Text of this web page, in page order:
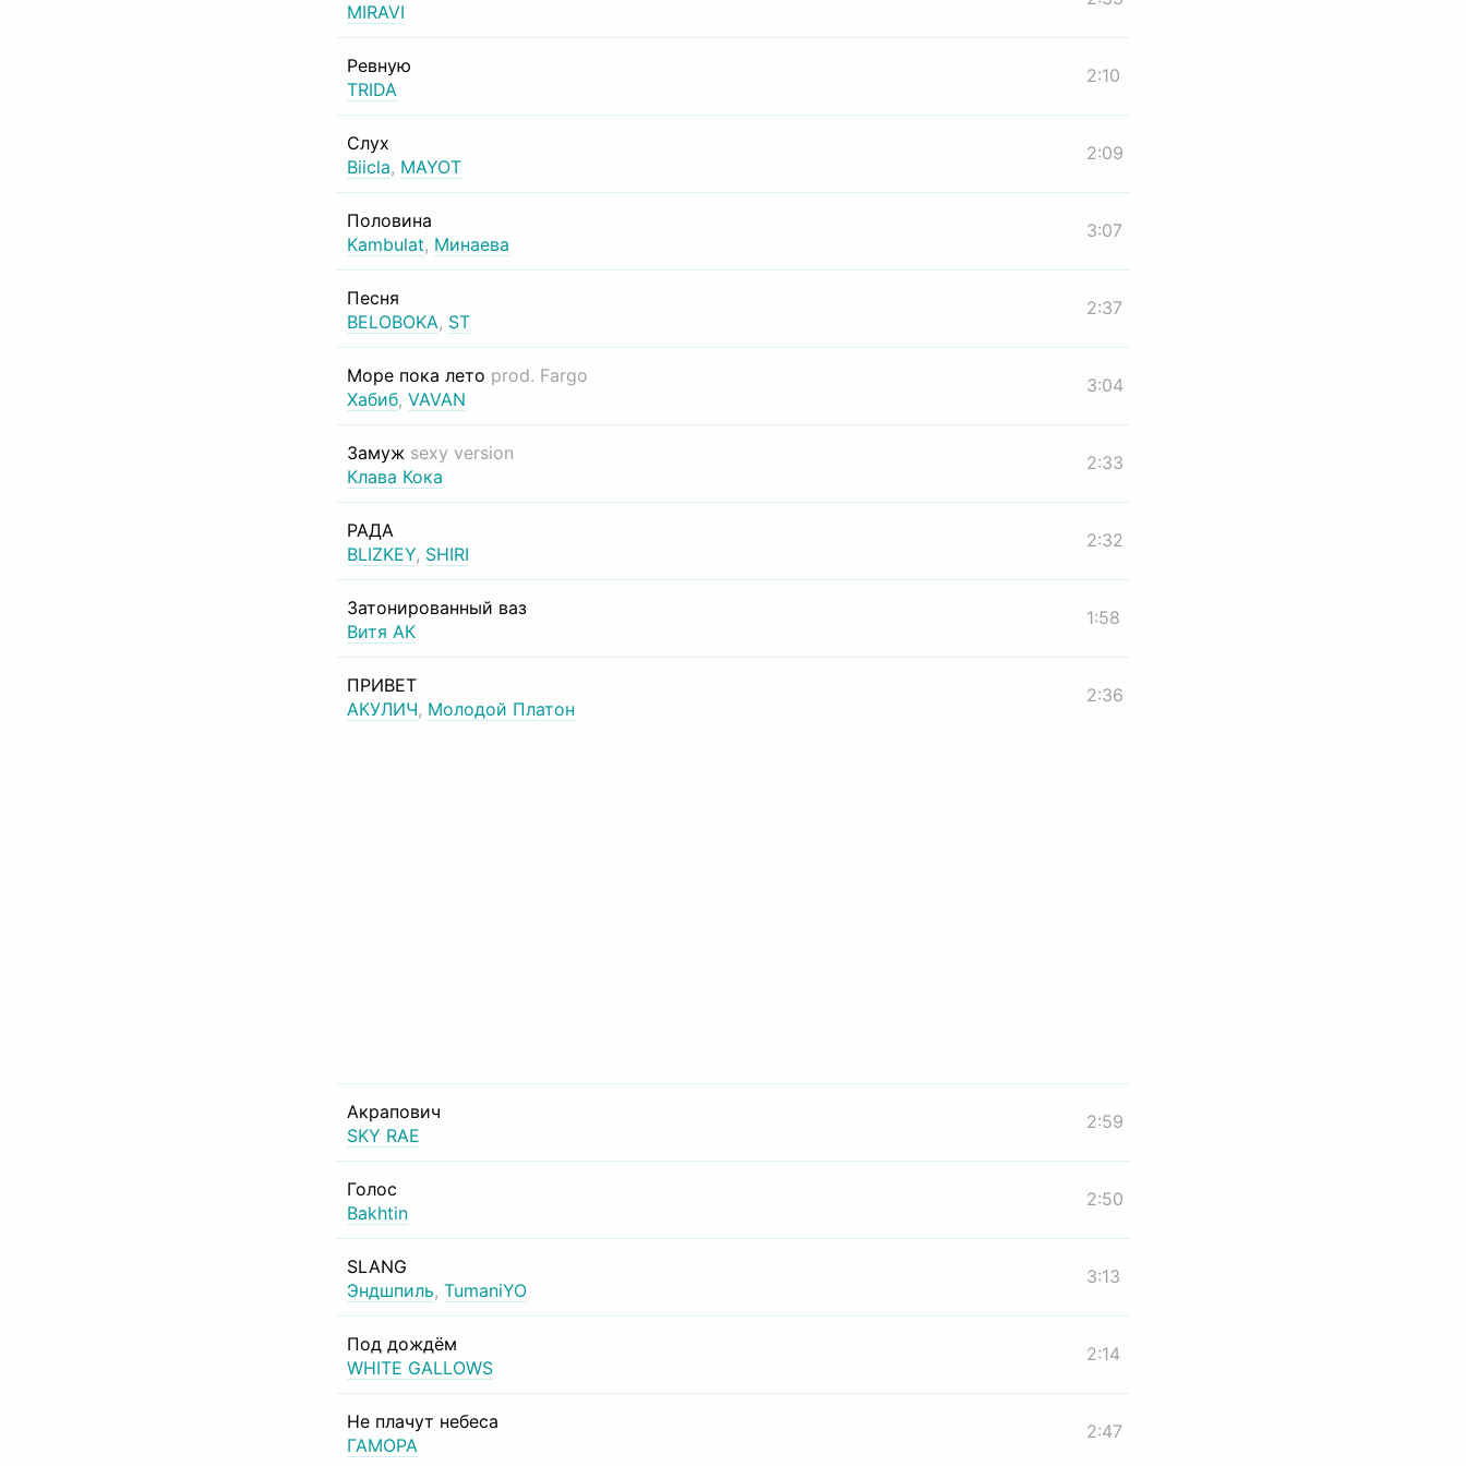
MIRAVI
Ревную
TRIDA
2:10
Слух
Biicla, MAYOT
2:09
Половина
Kambulat, Минаева
3:07
Песня
BELOBOKA, ST
2:37
Море пока лето prod. Fargo
Хабиб, VAVAN
3:04
Замуж sexy version
Клава Кока
2:33
РАДА
BLIZKEY, SHIRI
2:32
Затонированный ваз
Витя АК
1:58
ПРИВЕТ
АКУЛИЧ, Молодой Платон
2:36
Акрапович
SKY RAE
2:59
Голос
Bakhtin
2:50
SLANG
Эндшпиль, TumaniYO
3:13
Под дождём
WHITE GALLOWS
2:14
Не плачут небеса
ГАМОРА
2:47